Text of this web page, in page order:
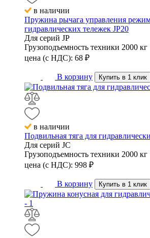
в наличии
Пружина рычага управления
гидравлических тележек JP20
Для серий JP
Грузоподъемность техники 2000 кг
цена (с НДС): 68 ₽
В корзину Купить в 1 клик
в наличии
Подвильная тяга для
Для серий JC
Грузоподъемность техники 2000 кг
цена (с НДС): 998 ₽
В корзину Купить в 1 клик